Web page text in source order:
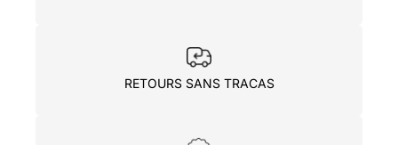
RETOURS SANS TRACAS